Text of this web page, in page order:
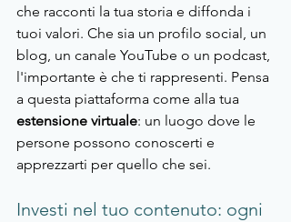
che racconti la tua storia e diffonda i
tuoi valori. Che sia un profilo social, un
blog, un canale YouTube o un podcast,
l'importante è che ti rappresenti. Pensa
a questa piattaforma come alla tua
estensione virtuale: un luogo dove le
persone possono conoscerti e
apprezzarti per quello che sei.
Investi nel tuo contenuto: ogni